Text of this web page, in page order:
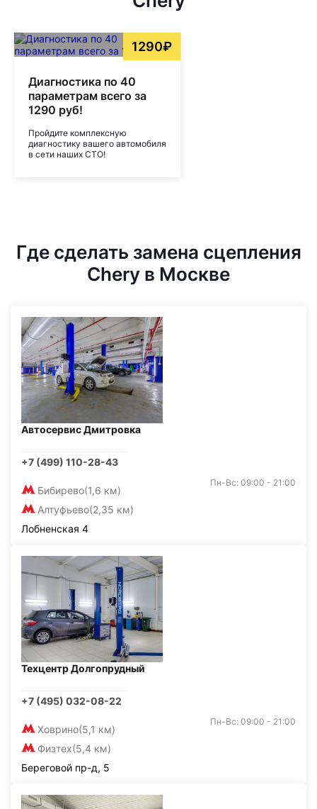
1290₽
Диагностика по 40
параметрам всего за
1290 руб!
Пройдите комплексную
диагностику вашего автомобиля
в сети наших СТО!
Где сделать замена сцепления
Chery в Москве
Автосервис Дмитровка
+7 (499) 110-28-43
Бибирево(1,6 км)
Алтуфьево(2,35 км)
Пн-Вс: 09:00 - 21:00
Лобненская 4
Техцентр Долгопрудный
+7 (495) 032-08-22
Ховрино(5,1 км)
Физтех(5,4 км)
Пн-Вс: 09:00 - 21:00
Береговой пр-д, 5